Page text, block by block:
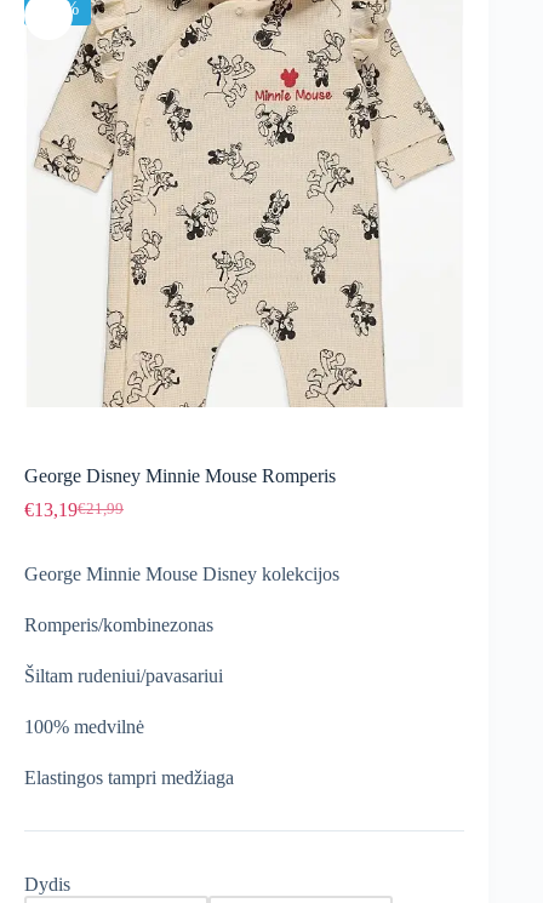
-40%
George Disney Minnie Mouse Romperis
€21,99
Original
€21,99.
€13,19Current
€13,19.
George Minnie Mouse Disney kolekcijos
Romperis/kombinezonas
Šiltam rudeniui/pavasariui
100% medvilnė
Elastingos tampri medžiaga
Dydis